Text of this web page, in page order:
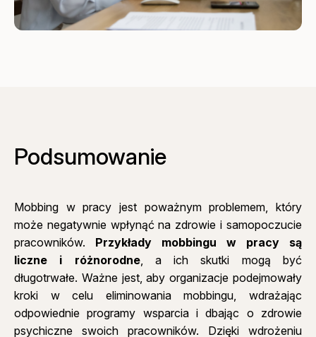
Podsumowanie
Mobbing w pracy jest poważnym problemem, który
może negatywnie wpłynąć na zdrowie i samopoczucie
pracowników. Przykłady mobbingu w pracy są
liczne i różnorodne, a ich skutki mogą być
długotrwałe. Ważne jest, aby organizacje podejmowały
kroki w celu eliminowania mobbingu, wdrażając
odpowiednie programy wsparcia i dbając o zdrowie
psychiczne swoich pracowników. Dzięki wdrożeniu